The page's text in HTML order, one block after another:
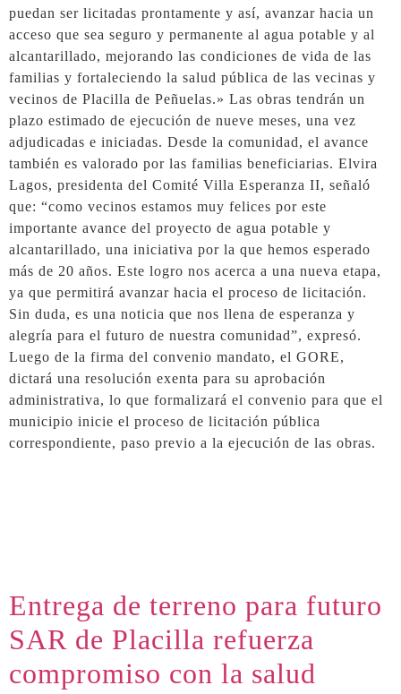
puedan ser licitadas prontamente y así, avanzar hacia un
acceso que sea seguro y permanente al agua potable y al
alcantarillado, mejorando las condiciones de vida de las
familias y fortaleciendo la salud pública de las vecinas y
vecinos de Placilla de Peñuelas.» Las obras tendrán un
plazo estimado de ejecución de nueve meses, una vez
adjudicadas e iniciadas. Desde la comunidad, el avance
también es valorado por las familias beneficiarias. Elvira
Lagos, presidenta del Comité Villa Esperanza II, señaló
que: “como vecinos estamos muy felices por este
importante avance del proyecto de agua potable y
alcantarillado, una iniciativa por la que hemos esperado
más de 20 años. Este logro nos acerca a una nueva etapa,
ya que permitirá avanzar hacia el proceso de licitación.
Sin duda, es una noticia que nos llena de esperanza y
alegría para el futuro de nuestra comunidad”, expresó.
Luego de la firma del convenio mandato, el GORE,
dictará una resolución exenta para su aprobación
administrativa, lo que formalizará el convenio para que el
municipio inicie el proceso de licitación pública
correspondiente, paso previo a la ejecución de las obras.
Entrega de terreno para futuro
SAR de Placilla refuerza
compromiso con la salud